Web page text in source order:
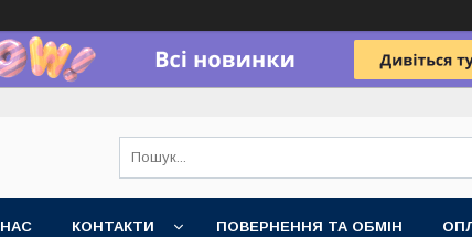
КОНТАКТИ ПОВЕРНЕННЯ ТА ОБМІН